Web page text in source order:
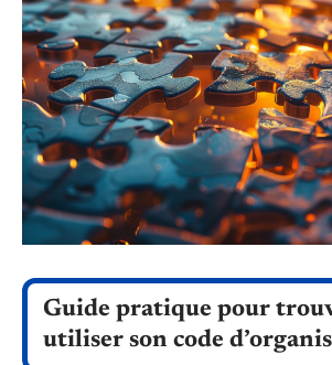
Guide pratique pour
utiliser son code